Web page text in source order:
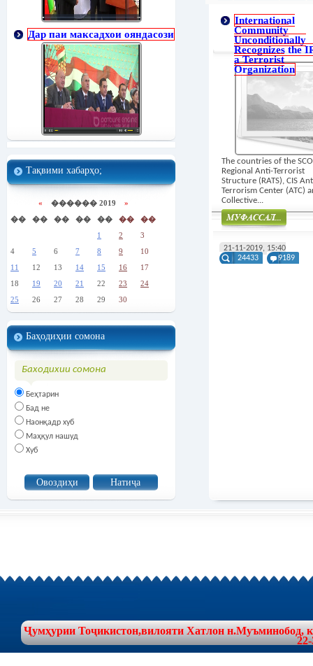
Дар паи максадхои ояндасози
Тақвими хабарҳо;
« ������ 2019 »
��
�� �� �� �� ��
��
1
2
3
4
5 6 7 8 9
10
11
12 13 14 15 16
17
18
19 20 21 22 23
24
25
26 27 28 29 30
Баҳодиҳии сомона
Баходихии сомона
Беҳтарин
Бад не
Наонқадр хуб
Маҳқул нашуд
Хуб
International
Community
Unconditionally
Recognizes the
a Terrorist
Organization
The countries of the SCO
Regional Anti-Terrorist
Structure (RATS), CIS
Terrorism Center (ATC)
Collective...
21-11-2019, 15:40
24433
9189
Ҷумҳурии Тоҷикистон,вилояти Хатлон н.Муъминобод,